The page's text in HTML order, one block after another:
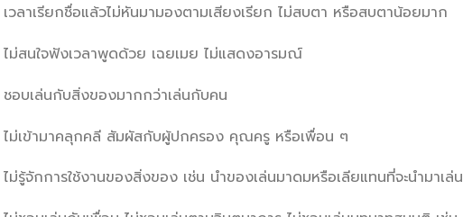
เวลาเรียกชื่อแล้วไม่หันมามองตามเสียงเรียก ไม่สบตา หรือสบตาน้อยมาก
ไม่สนใจฟังเวลาพูดด้วย เฉยเมย ไม่แสดงอารมณ์
ชอบเล่นกับสิ่งของมากกว่าเล่นกับคน
ไม่เข้ามาคลุกคลี สัมผัสกับผู้ปกครอง คุณครู หรือเพื่อน ๆ
ไม่รู้จักการใช้งานของสิ่งของ เช่น นำของเล่นมาดมหรือเลียแทนที่จะนำมาเล่น